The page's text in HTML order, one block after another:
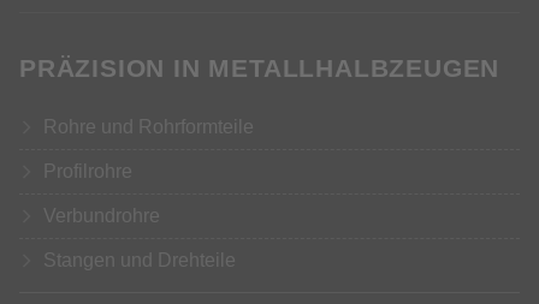
PRÄZISION IN METALLHALBZEUGEN
Rohre und Rohrformteile
Profilrohre
Verbundrohre
Stangen und Drehteile